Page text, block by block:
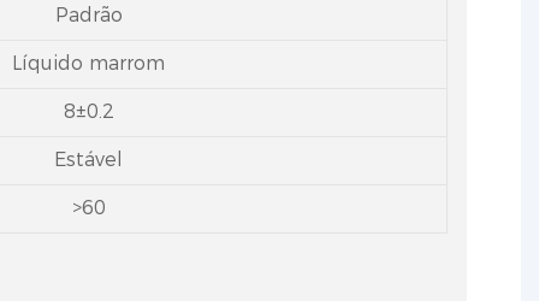
Padrão
Líquido marrom
8±0.2
Estável
>60